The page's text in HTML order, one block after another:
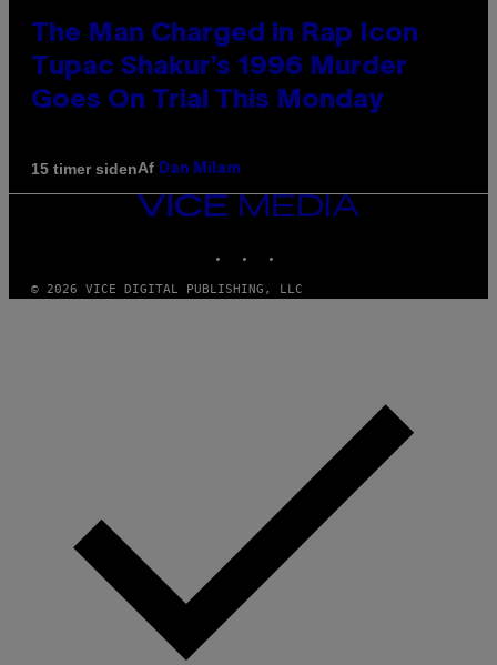
The Man Charged in Rap Icon
Tupac Shakur’s 1996 Murder
Goes On Trial This Monday
15 timer sidenAf Dan Milam
VICE
© 2026 VICE DIGITAL PUBLISHING, LLC